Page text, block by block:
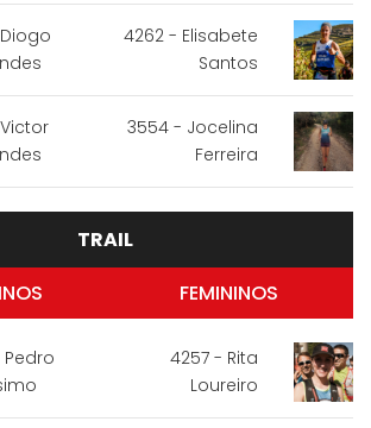
4262 - Elisabete
Santos
3554 - Jocelina
Ferreira
TRAIL
Pedro
FEMININOS
4257 - Rita
Loureiro